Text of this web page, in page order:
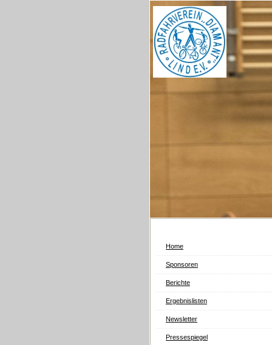
Home
Sponsoren
Berichte
Ergebnislisten
Newsletter
Pressespiegel